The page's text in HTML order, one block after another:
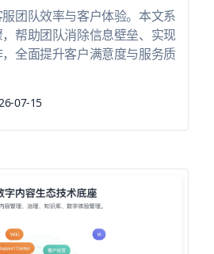
团队效率与客户体验。本文系
帮助团队消除信息壁垒、实现
全面提升客户满意度与服务质
07-15